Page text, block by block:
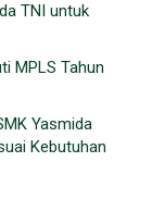
TNI untuk
MPLS Tahun
Yasmida
Kebutuhan